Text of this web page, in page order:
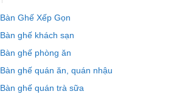
Bàn Ghế Xếp Gọn
Bàn ghế khách sạn
Bàn ghế phòng ăn
Bàn ghế quán ăn, quán nhậu
Bàn ghế quán trà sữa